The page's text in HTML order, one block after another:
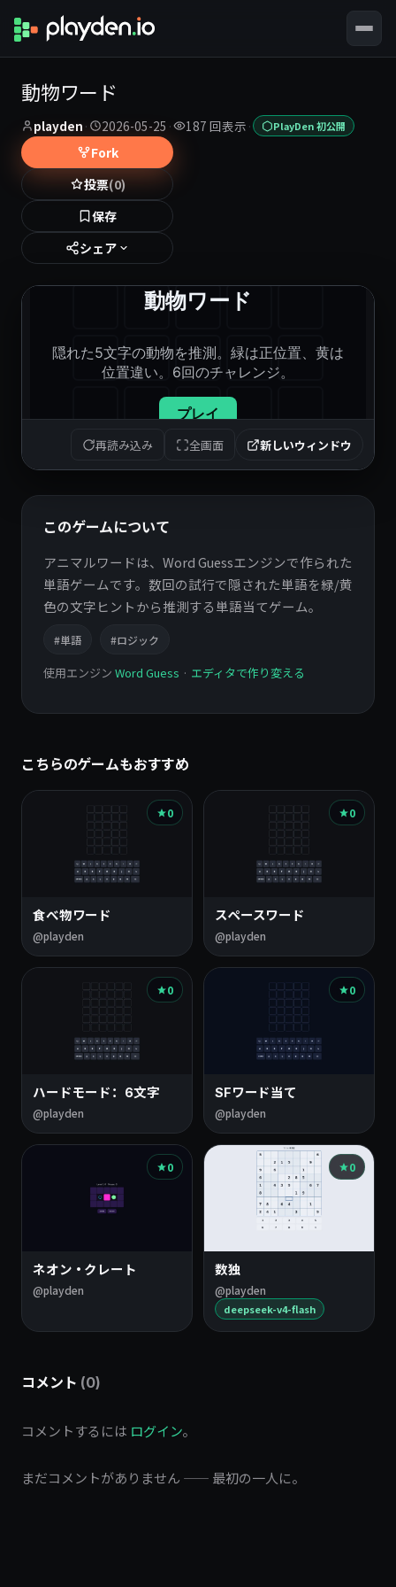
動物ワード
playden · 2026-05-25 · 187 回表示 · PlayDen 初公開
Fork
投票(0)
保存
シェア
再読み込み 全画面 新しいウィンドウ
このゲームについて
アニマルワードは、Word Guessエンジンで作られた
単語ゲームです。数回の試行で隠された単語を緑/黄
色の文字ヒントから推測する単語当てゲーム。
#単語 #ロジック
使用エンジン Word Guess · エディタで作り変える
こちらのゲームもおすすめ
0
食べ物ワード
@playden
0
スペースワード
@playden
0
ハードモード：6文字
@playden
0
SFワード当て
@playden
0
ネオン・クレート
@playden
0
数独
@playden
deepseek-v4-flash
コメント (0)
コメントするには ログイン。
まだコメントがありません —— 最初の一人に。